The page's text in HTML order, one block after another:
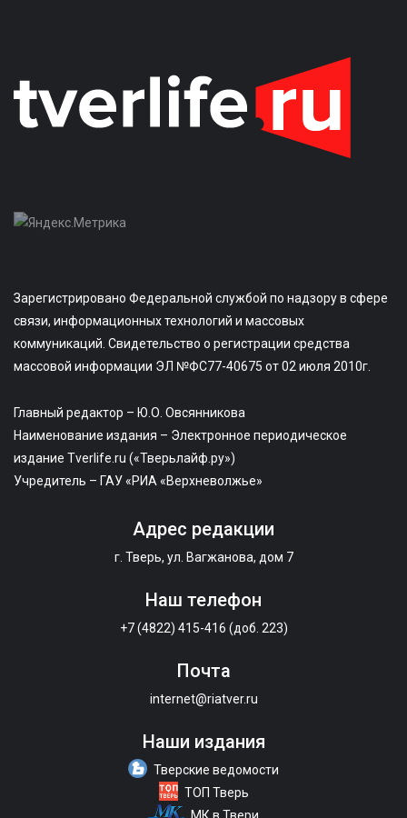
Зарегистрировано Федеральной службой по надзору в сфере
связи, информационных технологий и массовых
коммуникаций. Свидетельство о регистрации средства
массовой информации ЭЛ №ФС77-40675 от 02 июля 2010г.
Главный редактор – Ю.О. Овсянникова
Наименование издания – Электронное периодическое
издание Tverlife.ru («Тверьлайф.ру»)
Учредитель – ГАУ «РИА «Верхневолжье»
Адрес редакции
г. Тверь, ул. Вагжанова, дом 7
Наш телефон
+7 (4822) 415-416 (доб. 223)
Почта
internet@riatver.ru
Наши издания
Тверские ведомости
ТОП Тверь